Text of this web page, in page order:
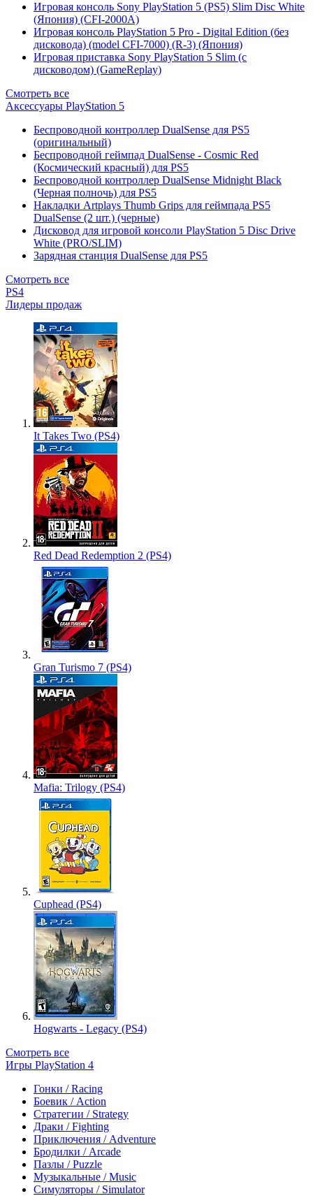
Игровая консоль Sony PlayStation 5 (PS5) Slim Disc White
(Япония) (CFI-2000A)
Игровая консоль PlayStation 5 Pro - Digital Edition (без
дисковода) (model CFI-7000) (R-3) (Япония)
Игровая приставка Sony PlayStation 5 Slim (с
дисководом) (GameReplay)
Смотреть все
Аксессуары PlayStation 5
Беспроводной контроллер DualSense для PS5
(оригинальный)
Беспроводной геймпад DualSense - Cosmic Red
(Космический красный) для PS5
Беспроводной контроллер DualSense Midnight Black
(Черная полночь) для PS5
Накладки Artplays Thumb Grips для геймпада PS5
DualSense (2 шт.) (черные)
Дисковод для игровой консоли PlayStation 5 Disc Drive
White (PRO/SLIM)
Зарядная станция DualSense для PS5
Смотреть все
PS4
Лидеры продаж
It Takes Two (PS4)
Red Dead Redemption 2 (PS4)
Gran Turismo 7 (PS4)
Mafia: Trilogy (PS4)
Cuphead (PS4)
Hogwarts - Legacy (PS4)
Смотреть все
Игры PlayStation 4
Гонки / Racing
Боевик / Action
Стратегии / Strategy
Драки / Fighting
Приключения / Adventure
Бродилки / Arcade
Пазлы / Puzzle
Музыкальные / Music
Симуляторы / Simulator